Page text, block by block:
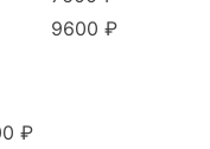
9600 ₽
₽